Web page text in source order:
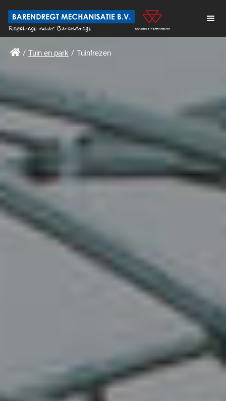
 / Tuin en park / Tuinfrezen